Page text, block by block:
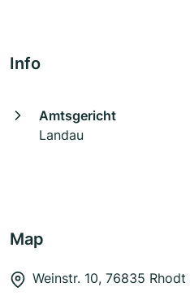
Info
Amtsgericht
Landau
Map
Weinstr. 10, 76835